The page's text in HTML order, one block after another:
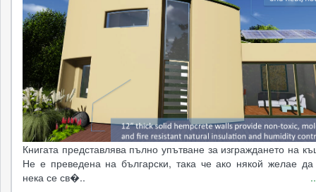
Книгата представлява пълно упътване за изграждането на
Не е преведена на български, така че ако някой желае да
нека се св�..